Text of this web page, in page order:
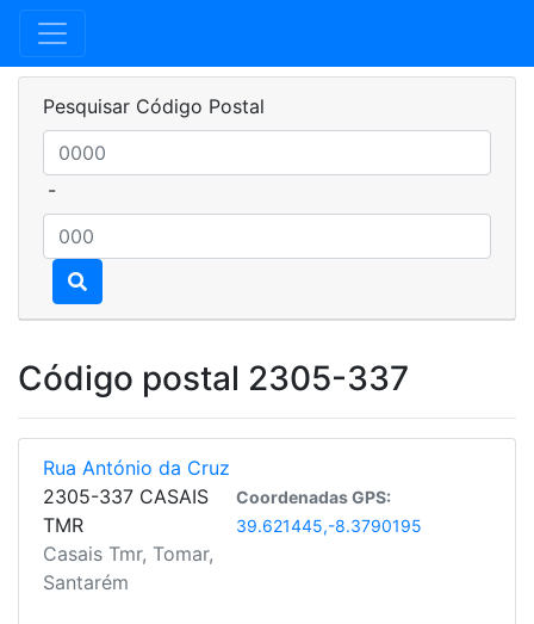
Pesquisar Código Postal
-
Código postal 2305-337
Rua António da Cruz
2305-337 CASAIS
TMR
Casais Tmr, Tomar,
Santarém
Coordenadas GPS:
39.621445,-8.3790195